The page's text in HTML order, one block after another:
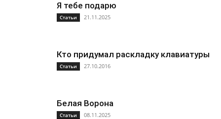
Я тебе подарю
Статьи 21.11.2025
Кто придумал раскладку клавиатуры
Статьи 27.10.2016
Белая Ворона
Статьи 08.11.2025